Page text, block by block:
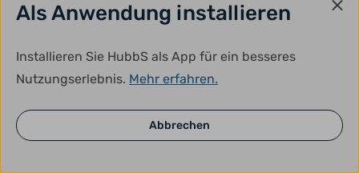
Als Anwendung installieren
Installieren Sie HubbS als App für ein besseres
Nutzungserlebnis. Mehr erfahren.
Abbrechen
gefördert durch: